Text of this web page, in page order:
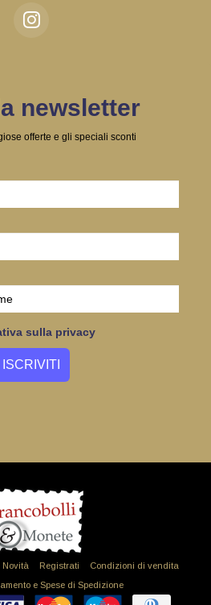
newsletter
offerte e gli speciali sconti
sulla privacy
Novità Registrati
Condizioni di vendita
e Spese di Spedizione